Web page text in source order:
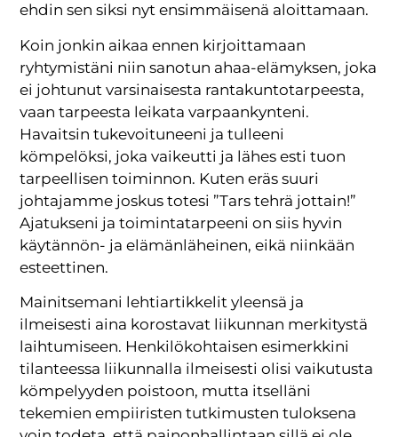
ehdin sen siksi nyt ensimmäisenä aloittamaan.
Koin jonkin aikaa ennen kirjoittamaan
ryhtymistäni niin sanotun ahaa-elämyksen, joka
ei johtunut varsinaisesta rantakuntotarpeesta,
vaan tarpeesta leikata varpaankynteni.
Havaitsin tukevoituneeni ja tulleeni
kömpelöksi, joka vaikeutti ja lähes esti tuon
tarpeellisen toiminnon. Kuten eräs suuri
johtajamme joskus totesi ”Tars tehrä jottain!”
Ajatukseni ja toimintatarpeeni on siis hyvin
käytännön- ja elämänläheinen, eikä niinkään
esteettinen.
Mainitsemani lehtiartikkelit yleensä ja
ilmeisesti aina korostavat liikunnan merkitystä
laihtumiseen. Henkilökohtaisen esimerkkini
tilanteessa liikunnalla ilmeisesti olisi vaikutusta
kömpelyyden poistoon, mutta itselläni
tekemien empiiristen tutkimusten tuloksena